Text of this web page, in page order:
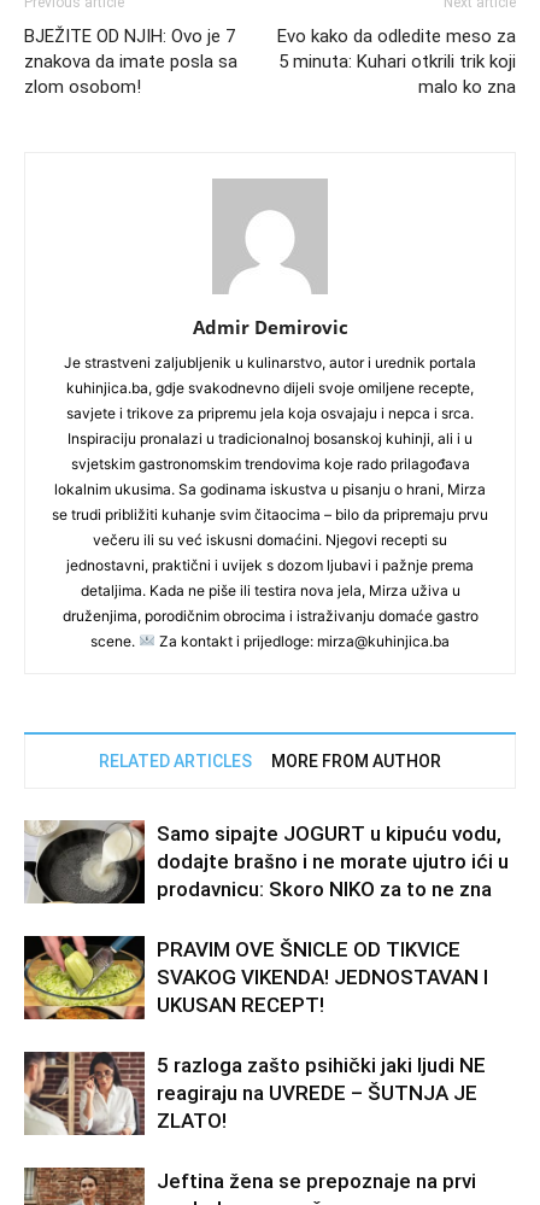
BJEŽITE OD NJIH: Ovo je 7
znakova da imate posla sa
zlom osobom!
Evo kako da odledite meso za
5 minuta: Kuhari otkrili trik koji
malo ko zna
Admir Demirovic
Je strastveni zaljubljenik u kulinarstvo, autor i urednik portala
kuhinjica.ba, gdje svakodnevno dijeli svoje omiljene recepte,
savjete i trikove za pripremu jela koja osvajaju i nepca i srca.
Inspiraciju pronalazi u tradicionalnoj bosanskoj kuhinji, ali i u
svjetskim gastronomskim trendovima koje rado prilagođava
lokalnim ukusima. Sa godinama iskustva u pisanju o hrani, Mirza
se trudi približiti kuhanje svim čitaocima – bilo da pripremaju prvu
večeru ili su već iskusni domaćini. Njegovi recepti su
jednostavni, praktični i uvijek s dozom ljubavi i pažnje prema
detaljima. Kada ne piše ili testira nova jela, Mirza uživa u
druženjima, porodičnim obrocima i istraživanju domaće gastro
scene.
Za kontakt i prijedloge: mirza@kuhinjica.ba
RELATED ARTICLES MORE FROM AUTHOR
Samo sipajte JOGURT u kipuću vodu,
dodajte brašno i ne morate ujutro ići u
prodavnicu: Skoro NIKO za to ne zna
PRAVIM OVE ŠNICLE OD TIKVICE
SVAKOG VIKENDA! JEDNOSTAVAN I
UKUSAN RECEPT!
5 razloga zašto psihički jaki ljudi NE
reagiraju na UVREDE – ŠUTNJA JE
ZLATO!
Jeftina žena se prepoznaje na prvi